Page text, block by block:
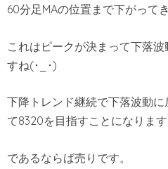
60分足MAの位置まで下がって
これはピークが決まって下落
すね(･_･)
下降トレンド継続で下落波動
て8320を目指すことになります
であるならば売りです。